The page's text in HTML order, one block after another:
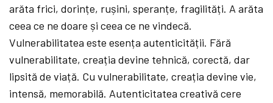
arăta frici, dorințe, rușini, speranțe, fragilități. A arăta
ceea ce ne doare și ceea ce ne vindecă.
Vulnerabilitatea este esența autenticității. Fără
vulnerabilitate, creația devine tehnică, corectă, dar
lipsită de viață. Cu vulnerabilitate, creația devine vie,
intensă, memorabilă. Autenticitatea creativă cere